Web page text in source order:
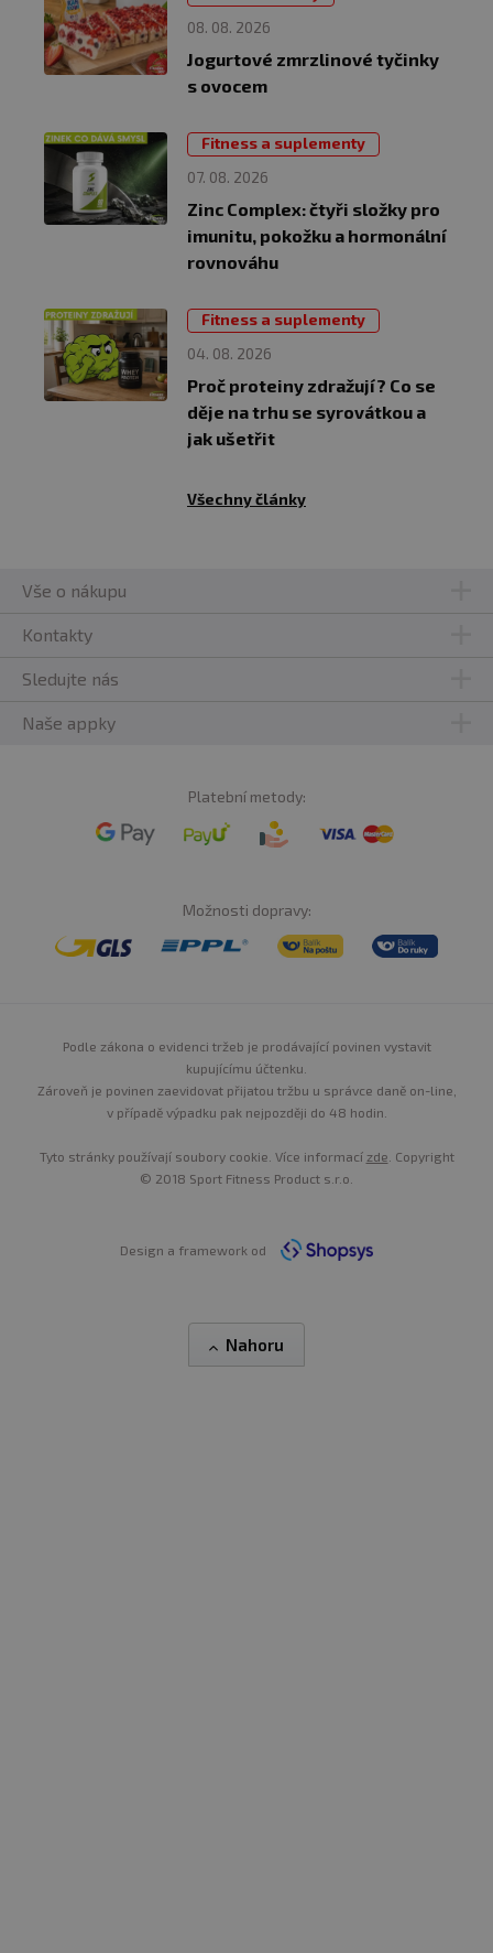
08. 08. 2026
Jogurtové zmrzlinové tyčinky
s ovocem
07. 08. 2026
Fitness a suplementy
Zinc Complex: čtyři složky pro
imunitu, pokožku a hormonální
rovnováhu
04. 08. 2026
Fitness a suplementy
Proč proteiny zdražují? Co se
děje na trhu se syrovátkou a
jak ušetřit
Všechny články
Vše o nákupu
Kontakty
Sledujte nás
Naše appky
Platební metody:
Možnosti dopravy:
Podle zákona o evidenci tržeb je prodávající povinen vystavit
kupujícímu účtenku.
Zároveň je povinen zaevidovat přijatou tržbu u správce daně on-line,
v případě výpadku pak nejpozději do 48 hodin.
Tyto stránky používají soubory cookie. Více informací zde . Copyright
© 2018 Sport Fitness Product s.r.o.
Design a framework od
Nahoru